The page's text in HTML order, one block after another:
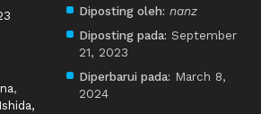
,
Ishida,
Diposting oleh: nanz
Diposting pada: September
21, 2023
Diperbarui pada: March 8,
2024